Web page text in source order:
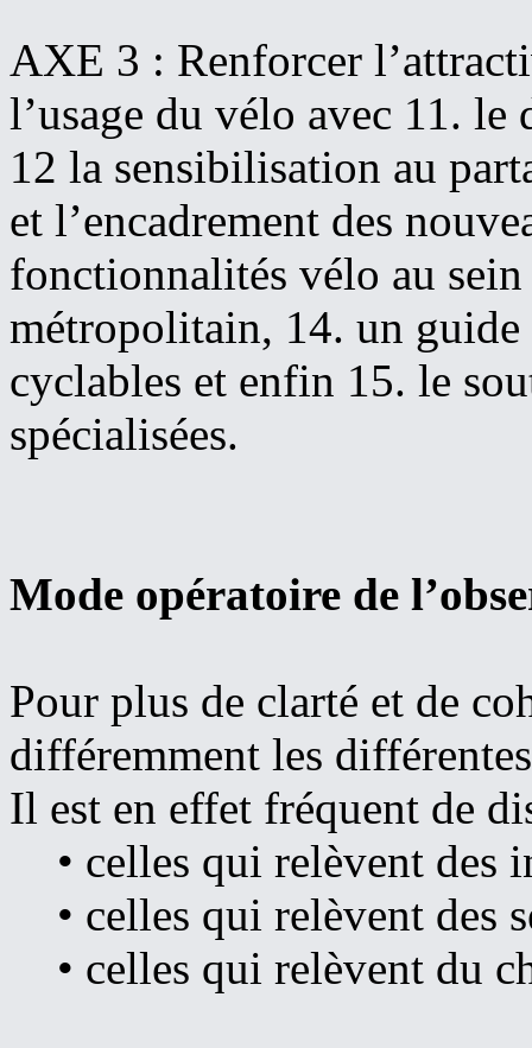
AXE 3 : Renforcer
l’usage du vélo avec 11.
12 la sensibilisation au
et l’encadrement des
fonctionnalités vélo au
métropolitain, 14. un guide
cyclables et enfin 15. le
spécialisées.
Mode opératoire de
Pour plus de clarté et de
différemment les
Il est en effet fréquent de
• celles qui relèvent des
• celles qui relèvent des
• celles qui relèvent du